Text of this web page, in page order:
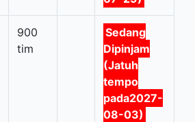
900
tim
Sedang
Dipinjam
(Jatuh
tempo
pada2027-
08-03)